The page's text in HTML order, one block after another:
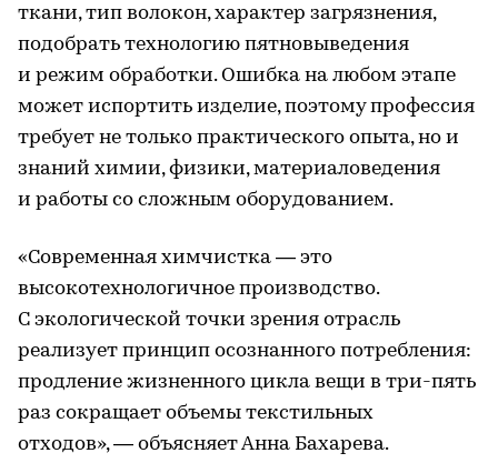
ткани, тип волокон, характер загрязнения,
подобрать технологию пятновыведения
и режим обработки. Ошибка на любом этапе
может испортить изделие, поэтому профессия
требует не только практического опыта, но и
знаний химии, физики, материаловедения
и работы со сложным оборудованием.
«Современная химчистка — это
высокотехнологичное производство.
С экологической точки зрения отрасль
реализует принцип осознанного потребления:
продление жизненного цикла вещи в три-пять
раз сокращает объемы текстильных
отходов», — объясняет Анна Бахарева.